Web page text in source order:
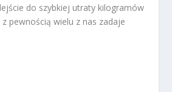
do szybkiej utraty kilogramów
pewnością wielu z nas zadaje